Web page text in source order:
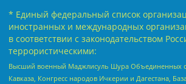
* Единый федеральный список
иностранных и международных
в соответствии с законодательством
террористическими:
Высший военный Маджлисуль Шура Объединенных
Кавказа, Конгресс народов Ичкерии и Дагестана,